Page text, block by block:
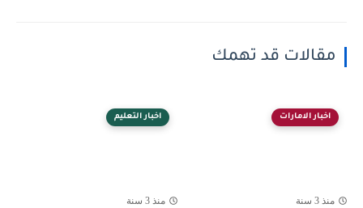
مقالات قد تهمك
اخبار الامارات
منذ 3 سنة
اخبار التعليم
منذ 3 سنة